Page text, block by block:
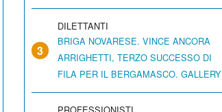
3
DILETTANTI
BRIGA NOVARESE. VINCE ANCORA
ARRIGHETTI, TERZO SUCCESSO DI
FILA PER IL BERGAMASCO. GALLERY